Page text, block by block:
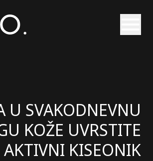
U SVAKODNEVNU
KOŽE UVRSTITE
AKTIVNI KISEONIK